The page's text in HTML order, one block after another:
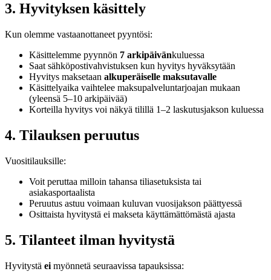
3. Hyvityksen käsittely
Kun olemme vastaanottaneet pyyntösi:
Käsittelemme pyynnön 7 arkipäivänkuluessa
Saat sähköpostivahvistuksen kun hyvitys hyväksytään
Hyvitys maksetaan alkuperäiselle maksutavalle
Käsittelyaika vaihtelee maksupalveluntarjoajan mukaan
(yleensä 5–10 arkipäivää)
Korteilla hyvitys voi näkyä tilillä 1–2 laskutusjakson kuluessa
4. Tilauksen peruutus
Vuositilauksille:
Voit peruttaa milloin tahansa tiliasetuksista tai
asiakasportaalista
Peruutus astuu voimaan kuluvan vuosijakson päättyessä
Osittaista hyvitystä ei makseta käyttämättömästä ajasta
5. Tilanteet ilman hyvitystä
Hyvitystä ei myönnetä seuraavissa tapauksissa: